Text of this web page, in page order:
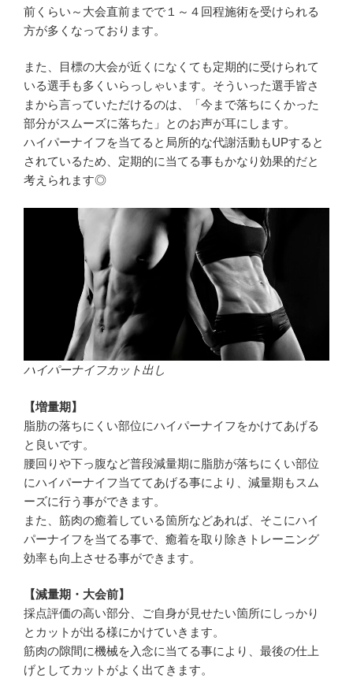
前くらい～大会直前までで１～４回程施術を受けられる
方が多くなっております。
また、目標の大会が近くになくても定期的に受けられて
いる選手も多くいらっしゃいます。そういった選手皆さ
まから言っていただけるのは、「今まで落ちにくかった
部分がスムーズに落ちた」とのお声が耳にします。
ハイパーナイフを当てると局所的な代謝活動もUPすると
されているため、定期的に当てる事もかなり効果的だと
考えられます◎
ハイパーナイフカット出し
【増量期】
脂肪の落ちにくい部位にハイパーナイフをかけてあげる
と良いです。
腰回りや下っ腹など普段減量期に脂肪が落ちにくい部位
にハイパーナイフ当ててあげる事により、減量期もスム
ーズに行う事ができます。
また、筋肉の癒着している箇所などあれば、そこにハイ
パーナイフを当てる事で、癒着を取り除きトレーニング
効率も向上させる事ができます。
【減量期・大会前】
採点評価の高い部分、ご自身が見せたい箇所にしっかり
とカットが出る様にかけていきます。
筋肉の隙間に機械を入念に当てる事により、最後の仕上
げとしてカットがよく出てきます。